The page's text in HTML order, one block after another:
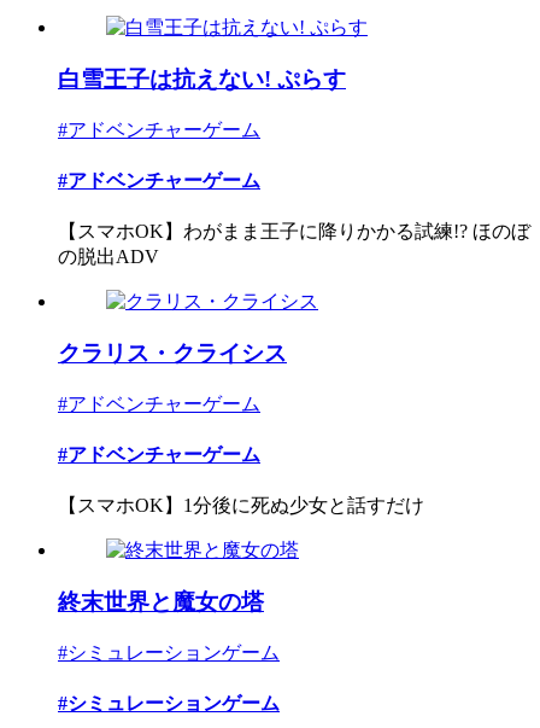
白雪王子は抗えない! ぷらす
#アドベンチャーゲーム
#アドベンチャーゲーム
【スマホOK】わがまま王子に降りかかる試練!? ほのぼ
の脱出ADV
クラリス・クライシス
#アドベンチャーゲーム
#アドベンチャーゲーム
【スマホOK】1分後に死ぬ少女と話すだけ
終末世界と魔女の塔
#シミュレーションゲーム
#シミュレーションゲーム